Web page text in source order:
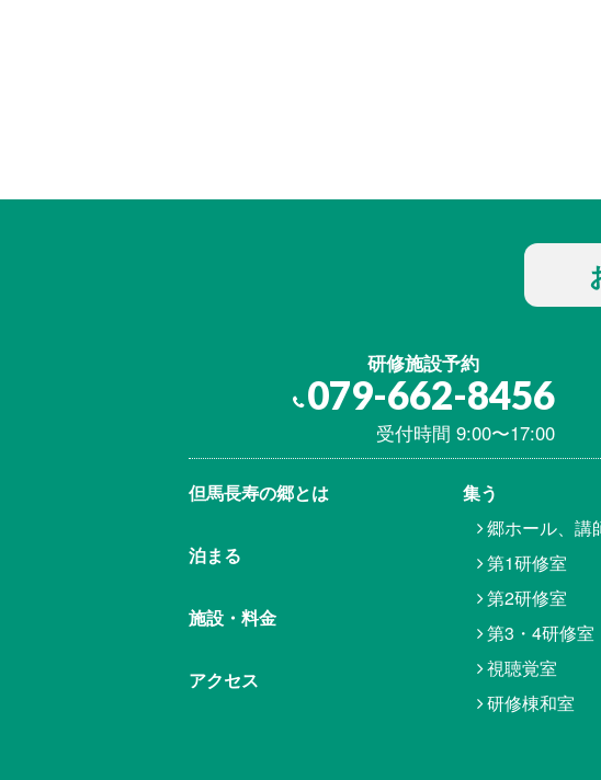
研修施設予約
079-662-8456
受付時間 9:00〜17:00
但馬⾧寿の郷とは
泊まる
施設・料金
アクセス
集う
郷ホール、講
第1研修室
第2研修室
第3・4研修室
視聴覚室
研修棟和室